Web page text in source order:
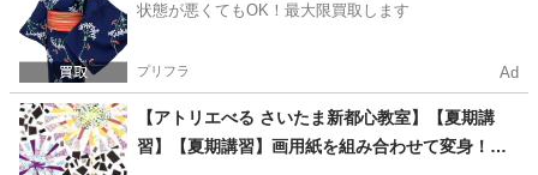
状態が悪くてもOK！最大限買取します
プリフラ Ad
【アトリエべる さいたま新都心教室】【夏期講
習】【夏期講習】画用紙を組み合わせて変身！パ